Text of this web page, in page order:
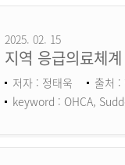
2025. 02. 15
지역 응급의료체
저자 : 정태욱 출처 :
keyword : OHCA,